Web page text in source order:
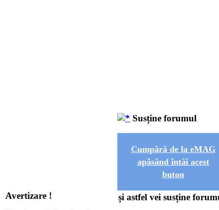
Avertizare !
Susține forumul
Cumpără de la eMAG
apăsând întâi acest
buton
și astfel vei susține